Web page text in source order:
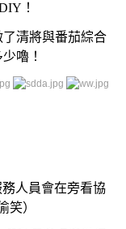
！
清將與番茄綜合
嚕！
人員會在旁看協
笑）